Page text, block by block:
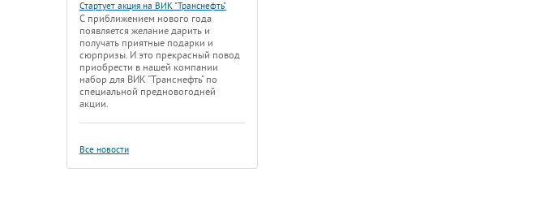
Стартует акция на ВИК "Транснефть"
С приближением нового года
появляется желание дарить и
получать приятные подарки и
сюрпризы. И это прекрасный повод
приобрести в нашей компании
набор для ВИК "Транснефть" по
специальной предновогодней
акции.
Все новости